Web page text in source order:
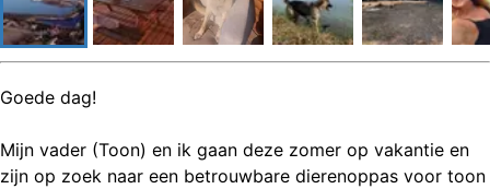
Goede dag!
Mijn vader (Toon) en ik gaan deze zomer op vakantie en
zijn op zoek naar een betrouwbare dierenoppas voor toon